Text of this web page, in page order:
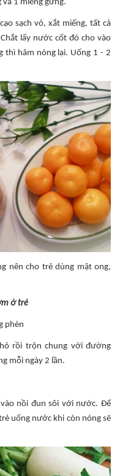
1 miếng gừng.
sạch vỏ, xắt miếng, tất cả
lấy nước cốt đó cho vào
thì hâm nóng lại. Uống 1 - 2
nên cho trẻ dùng mật ong,
ở trẻ
phèn
rồi trộn chung với đường
mỗi ngày 2 lần.
nồi đun sôi với nước. Để
uống nước khi còn nóng sẽ